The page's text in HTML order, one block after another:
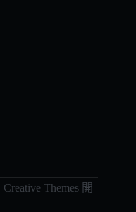
Creative Themes 開